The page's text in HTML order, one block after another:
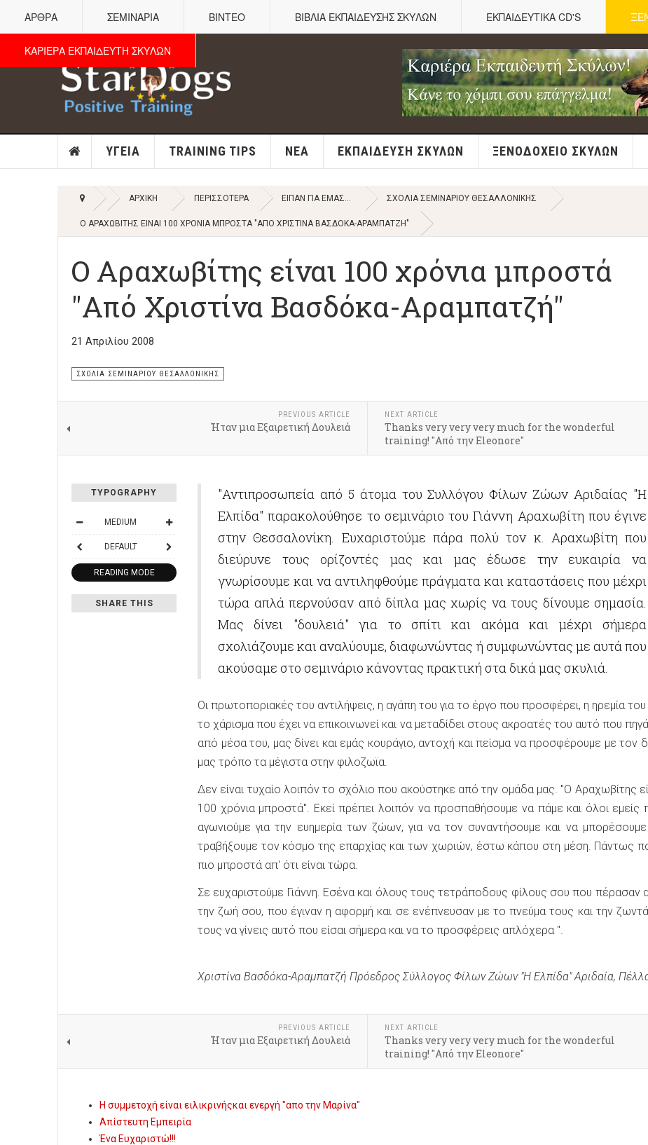
ΑΡΘΡΑ ΣΕΜΙΝΑΡΙΑ ΒΙΝΤΕΟ ΒΙΒΛΙΑ ΕΚΠΑΙΔΕΥΣΗΣ ΣΚΥΛΩΝ ΕΚΠΑΙΔΕΥΤΙΚΑ CD'S
ΚΑΡΙΕΡΑ ΕΚΠΑΙΔΕΥΤΗ ΣΚΥΛΩΝ
ΥΓΕΊΑ TRAINING TIPS ΝΈΑ ΕΚΠΑΊΔΕΥΣΗ ΣΚΎΛΩΝ ΞΕΝΟΔΟΧΕΊΟ ΣΚΎΛΩΝ
ΑΡΧΙΚΉ ΠΕΡΙΣΣΌΤΕΡΑ ΕΊΠΑΝ ΓΙΑ ΕΜΆΣ... ΣΧΌΛΙΑ ΣΕΜΙΝΑΡΙΟΎ ΘΕΣΑΛΛΟΝΊΚΗΣ
Ο ΑΡΑΧΩΒΊΤΗΣ ΕΊΝΑΙ 100 ΧΡΌΝΙΑ ΜΠΡΟΣΤΆ "ΑΠΌ ΧΡΙΣΤΊΝΑ ΒΑΣΔΌΚΑ-ΑΡΑΜΠΑΤΖΉ"
Ο Αραχωβίτης είναι 100 χρόνια μπροστά
"Από Χριστίνα Βασδόκα-Αραμπατζή"
21 Απριλίου 2008
ΣΧΌΛΙΑ ΣΕΜΙΝΑΡΙΟΎ ΘΕΣΑΛΛΟΝΊΚΗΣ
PREVIOUS ARTICLE
Ήταν μια Εξαιρετική Δουλειά
NEXT ARTICLE
Thanks very very very much for the wonderful
training! "Από την Eleonore"
TYPOGRAPHY
MEDIUM
DEFAULT
READING MODE
SHARE THIS
"Αντιπροσωπεία από 5 άτομα του Συλλόγου Φίλων Ζώων Αριδαίας "Η
Ελπίδα" παρακολούθησε το σεμινάριο του Γιάννη Αραχωβίτη που έγινε
στην Θεσσαλονίκη. Ευχαριστούμε πάρα πολύ τον κ. Αραχωβίτη που
διεύρυνε τους ορίζοντές μας και μας έδωσε την ευκαιρία να
γνωρίσουμε και να αντιληφθούμε πράγματα και καταστάσεις που μέχρι
τώρα απλά περνούσαν από δίπλα μας χωρίς να τους δίνουμε σημασία.
Μας δίνει "δουλειά" για το σπίτι και ακόμα και μέχρι σήμερα
σχολιάζουμε και αναλύουμε, διαφωνώντας ή συμφωνώντας με αυτά που
ακούσαμε στο σεμινάριο κάνοντας πρακτική στα δικά μας σκυλιά.
Οι πρωτοποριακές του αντιλήψεις, η αγάπη του για το έργο που προσφέρει, η ηρεμία του
το χάρισμα που έχει να επικοινωνεί και να μεταδίδει στους ακροατές του αυτό που
από μέσα του, μας δίνει και εμάς κουράγιο, αντοχή και πείσμα να προσφέρουμε με τον
μας τρόπο τα μέγιστα στην φιλοζωϊα.
Δεν είναι τυχαίο λοιπόν το σχόλιο που ακούστηκε από την ομάδα μας. "Ο Αραχωβίτης
100 χρόνια μπροστά". Εκεί πρέπει λοιπόν να προσπαθήσουμε να πάμε και όλοι εμείς
αγωνιούμε για την ευημερία των ζώων, για να τον συναντήσουμε και να
τραβήξουμε τον κόσμο της επαρχίας και των χωριών, έστω κάπου στη μέση. Πάντως
πιο μπροστά απ' ότι είναι τώρα.
Σε ευχαριστούμε Γιάννη. Εσένα και όλους τους τετράποδους φίλους σου που πέρασαν
την ζωή σου, που έγιναν η αφορμή και σε ενέπνευσαν με το πνεύμα τους και την
τους να γίνεις αυτό που είσαι σήμερα και να το προσφέρεις απλόχερα ".
Χριστίνα Βασδόκα-Αραμπατζή Πρόεδρος Σύλλογος Φίλων Ζώων "Η Ελπίδα" Αριδαία,
PREVIOUS ARTICLE
Ήταν μια Εξαιρετική Δουλειά
NEXT ARTICLE
Thanks very very very much for the wonderful
training! "Από την Eleonore"
Η συμμετοχή είναι ειλικρινήςκαι ενεργή "απο την Μαρίνα"
Απίστευτη Εμπειρία
Ένα Eυχαριστώ!!!